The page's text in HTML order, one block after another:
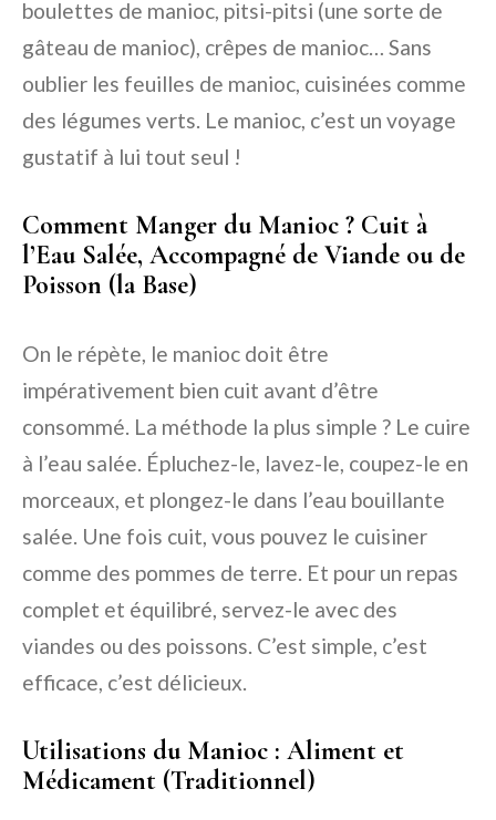
boulettes de manioc, pitsi-pitsi (une sorte de
gâteau de manioc), crêpes de manioc… Sans
oublier les feuilles de manioc, cuisinées comme
des légumes verts. Le manioc, c’est un voyage
gustatif à lui tout seul !
Comment Manger du Manioc ? Cuit à
l’Eau Salée, Accompagné de Viande ou de
Poisson (la Base)
On le répète, le manioc doit être
impérativement bien cuit avant d’être
consommé. La méthode la plus simple ? Le cuire
à l’eau salée. Épluchez-le, lavez-le, coupez-le en
morceaux, et plongez-le dans l’eau bouillante
salée. Une fois cuit, vous pouvez le cuisiner
comme des pommes de terre. Et pour un repas
complet et équilibré, servez-le avec des
viandes ou des poissons. C’est simple, c’est
efficace, c’est délicieux.
Utilisations du Manioc : Aliment et
Médicament (Traditionnel)